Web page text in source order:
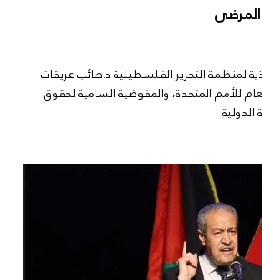
لمنظمة التحرير الفلسطينية د.صائب عريقات
للأمم المتحدة، والمفوضية السامية لحقوق
الدولية